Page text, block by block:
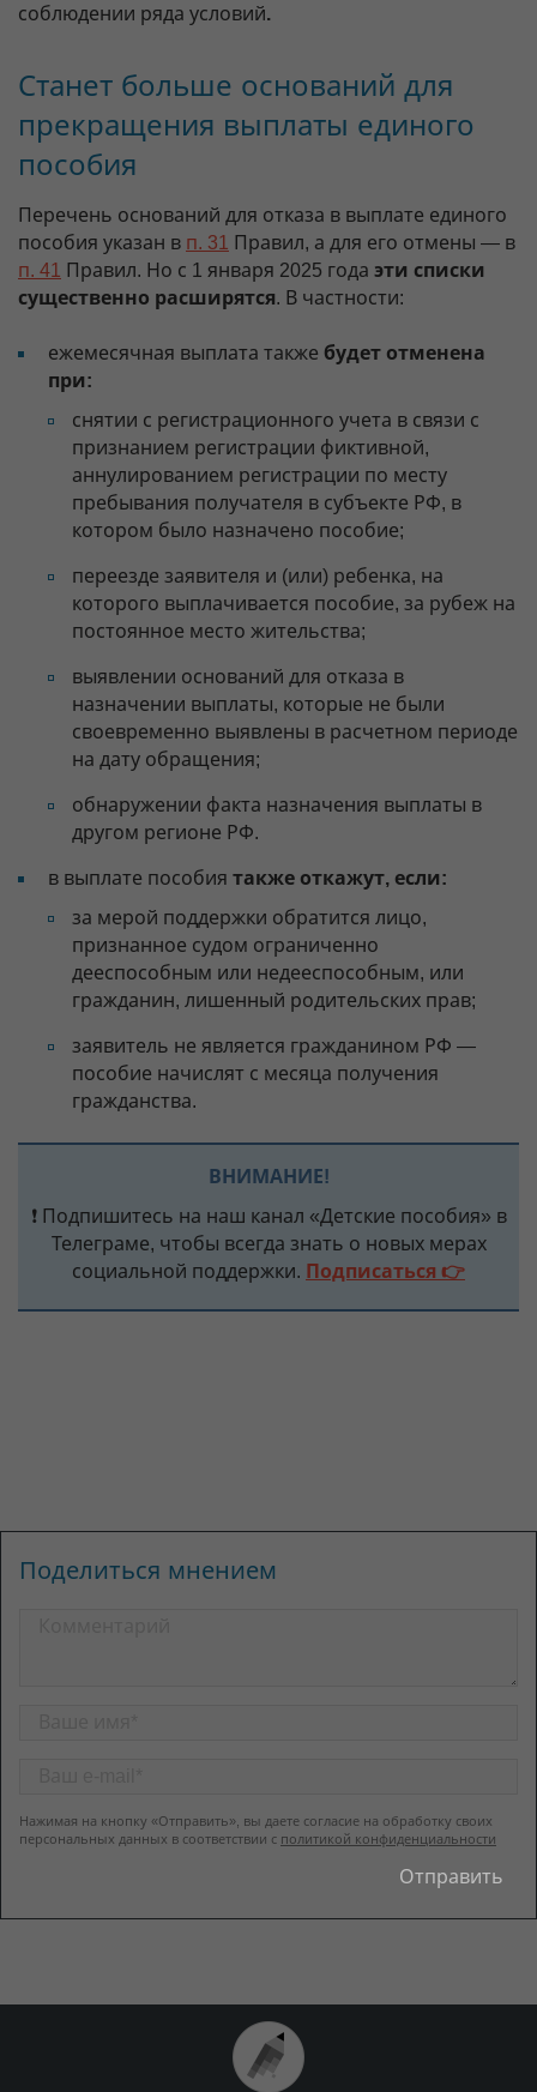
соблюдении ряда условий.
Станет больше оснований для
прекращения выплаты единого
пособия
Перечень оснований для отказа в выплате единого
пособия указан в п. 31 Правил, а для его отмены — в
п. 41 Правил. Но с 1 января 2025 года эти списки
существенно расширятся. В частности:
ежемесячная выплата также будет отменена
при:
снятии с регистрационного учета в связи с
признанием регистрации фиктивной,
аннулированием регистрации по месту
пребывания получателя в субъекте РФ, в
котором было назначено пособие;
переезде заявителя и (или) ребенка, на
которого выплачивается пособие, за рубеж на
постоянное место жительства;
выявлении оснований для отказа в
назначении выплаты, которые не были
своевременно выявлены в расчетном периоде
на дату обращения;
обнаружении факта назначения выплаты в
другом регионе РФ.
в выплате пособия также откажут, если:
за мерой поддержки обратится лицо,
признанное судом ограниченно
дееспособным или недееспособным, или
гражданин, лишенный родительских прав;
заявитель не является гражданином РФ —
пособие начислят с месяца получения
гражданства.
ВНИМАНИЕ!
❗ Подпишитесь на наш канал «Детские пособия» в
Телеграме, чтобы всегда знать о новых мерах
социальной поддержки. Подписаться 👉
Поделиться мнением
Нажимая на кнопку «Отправить», вы даете согласие на обработку своих
персональных данных в соответствии с политикой конфиденциальности